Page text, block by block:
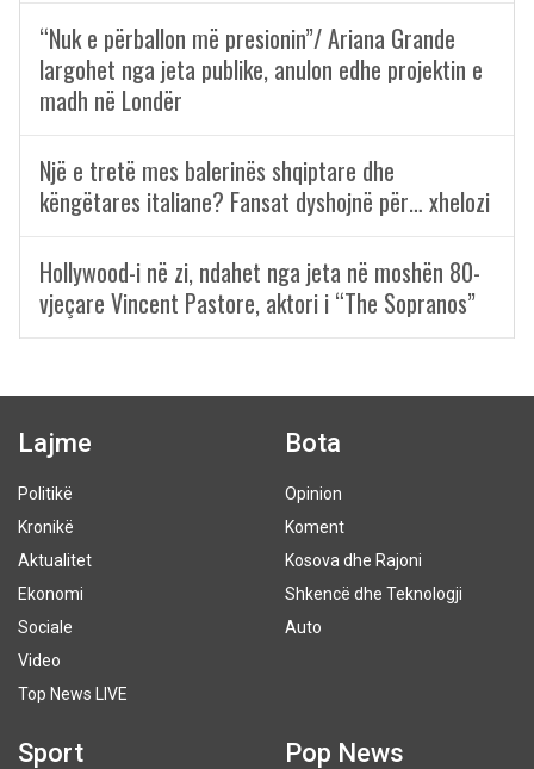
“Nuk e përballon më presionin”/ Ariana Grande
largohet nga jeta publike, anulon edhe projektin e
madh në Londër
Një e tretë mes balerinës shqiptare dhe
këngëtares italiane? Fansat dyshojnë për… xhelozi
Hollywood-i në zi, ndahet nga jeta në moshën 80-
vjeçare Vincent Pastore, aktori i “The Sopranos”
Lajme
Politikë
Kronikë
Aktualitet
Ekonomi
Sociale
Video
Top News LIVE
Bota
Opinion
Koment
Kosova dhe Rajoni
Shkencë dhe Teknologji
Auto
Sport Pop News